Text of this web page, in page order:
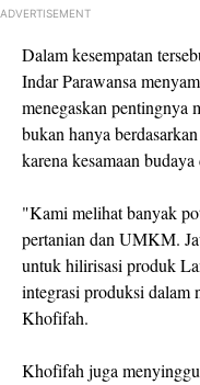
ADVERTISEMENT
Dalam kesempatan
Indar Parawansa
menegaskan pentingnya
bukan hanya
karena kesamaan
"Kami melihat banyak
pertanian dan UMKM.
untuk hilirisasi produk
integrasi produksi dalam
Khofifah.
Khofifah juga